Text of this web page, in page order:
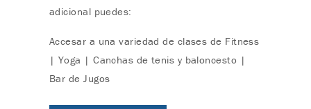
adicional puedes:
Accesar a una variedad de clases de Fitness
| Yoga | Canchas de tenis y baloncesto |
Bar de Jugos